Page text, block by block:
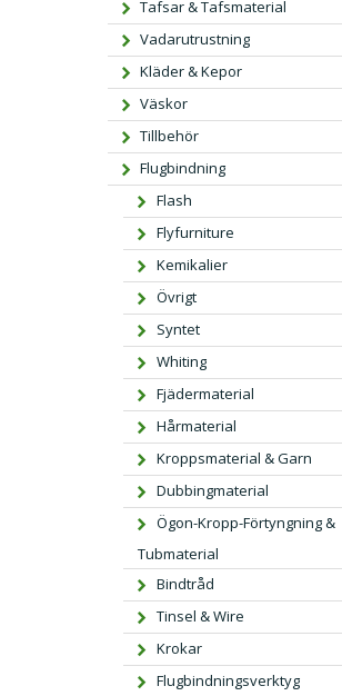
Tafsar & Tafsmaterial
Vadarutrustning
Kläder & Kepor
Väskor
Tillbehör
Flugbindning
Flash
Flyfurniture
Kemikalier
Övrigt
Syntet
Whiting
Fjädermaterial
Hårmaterial
Kroppsmaterial & Garn
Dubbingmaterial
Ögon-Kropp-Förtyngning &
Tubmaterial
Bindtråd
Tinsel & Wire
Krokar
Flugbindningsverktyg